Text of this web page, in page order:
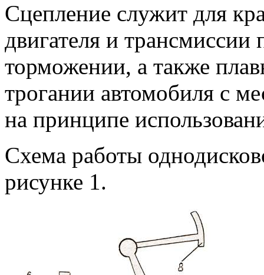
Сцепление служит для
двигателя и
торможении, а также
трогании автомобиля с
на принципе
Схема работы
рисунке 1.